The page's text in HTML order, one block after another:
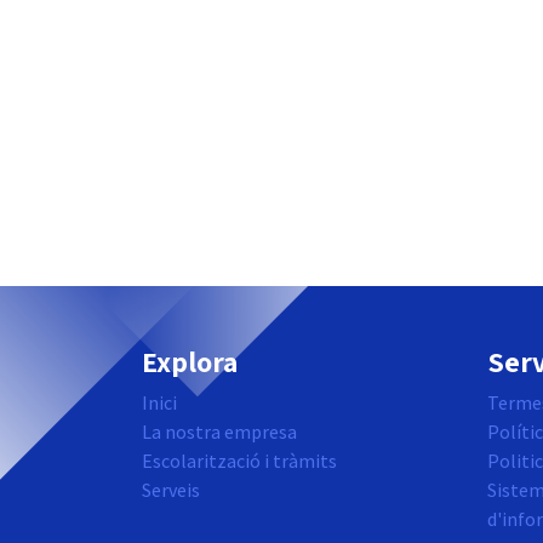
Explora
Inici
La nostra empresa
Escolarització i tràmits
Serveis